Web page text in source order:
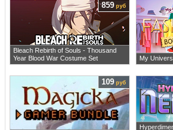
Bleach Rebirth of Souls - Thousand
Year Blood War Costume Set
859 руб
My
109 руб